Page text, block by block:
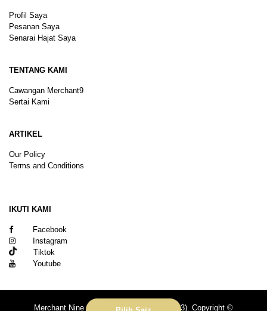
Profil Saya
Pesanan Saya
Senarai Hajat Saya
TENTANG KAMI
Cawangan Merchant9
Sertai Kami
ARTIKEL
Our Policy
Terms and Conditions
IKUTI KAMI
Facebook
Instagram
Tiktok
Youtube
Merchant Nine Sdn Bhd (No. 201601039113). Copyright ©